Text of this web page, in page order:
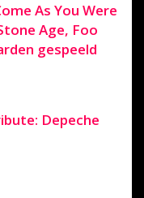
As You Were
Age, Foo
gespeeld
Depeche